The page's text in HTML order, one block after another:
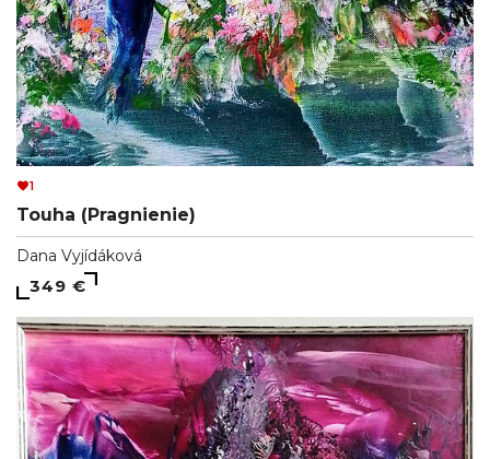
1
Touha (Pragnienie)
Dana Vyjídáková
349 €